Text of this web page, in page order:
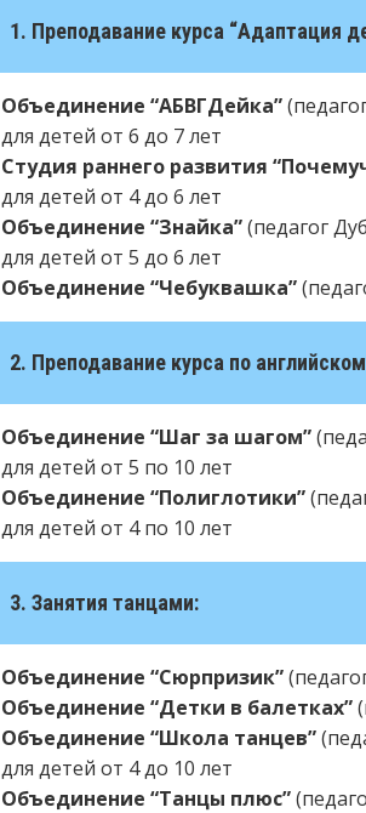
1. Преподавание курса “Адаптация
Объединение “АБВГДейка”
для детей от 6 до 7 лет
Студия раннего развития
для детей от 4 до 6 лет
Объединение “Знайка”(педагог
для детей от 5 до 6 лет
Объединение “Чебуквашка”
2. Преподавание курса по
Объединение “Шаг за шагом”
для детей от 5 по 10 лет
Объединение “Полиглотики”
для детей от 4 по 10 лет
3. Занятия танцами:
Объединение “Сюрпризик”
Объединение “Детки в балетках”
Объединение “Школа танцев”
для детей от 4 до 10 лет
Объединение “Танцы плюс”